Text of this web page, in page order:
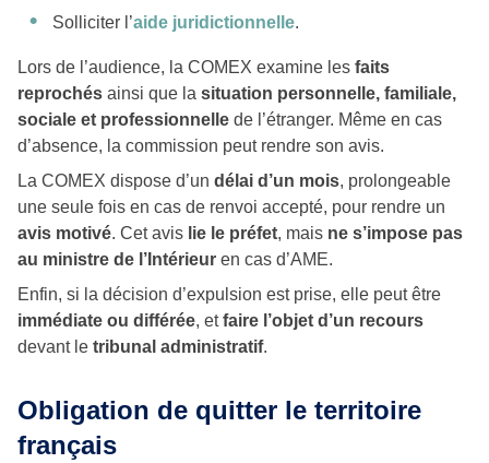
Solliciter l’aide juridictionnelle.
Lors de l’audience, la COMEX examine les faits
reprochés ainsi que la situation personnelle, familiale,
sociale et professionnelle de l’étranger. Même en cas
d’absence, la commission peut rendre son avis.
La COMEX dispose d’un délai d’un mois, prolongeable
une seule fois en cas de renvoi accepté, pour rendre un
avis motivé. Cet avis lie le préfet, mais ne s’impose pas
au ministre de l’Intérieur en cas d’AME.
Enfin, si la décision d’expulsion est prise, elle peut être
immédiate ou différée, etfaire l’objet d’un recours
devant le tribunal administratif.
Obligation de quitter le territoire
français